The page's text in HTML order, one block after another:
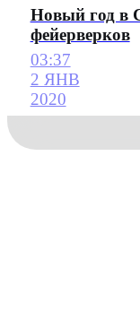
Новый год в
фейерверков
03:37
2 ЯНВ
2020